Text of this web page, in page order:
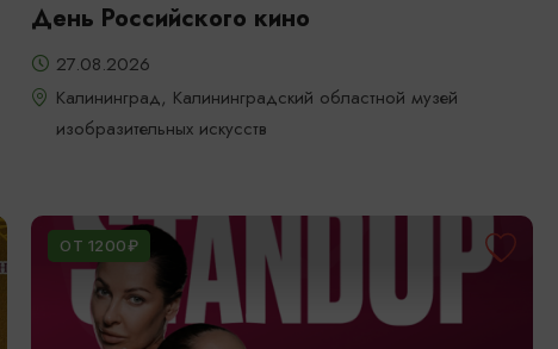
День Российского кино
27.08.2026
Калининград, Калининградский областной музей
изобразительных искусств
ОТ 1200₽